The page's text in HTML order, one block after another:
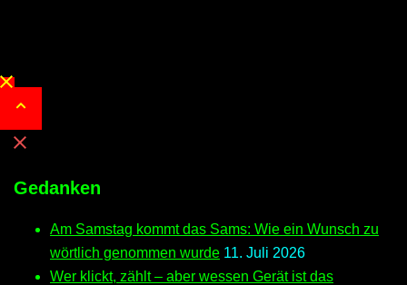
Close
menu
Gedanken
Am Samstag kommt das Sams: Wie ein Wunsch zu
wörtlich genommen wurde 11. Juli 2026
Wer klickt, zählt – aber wessen Gerät ist das